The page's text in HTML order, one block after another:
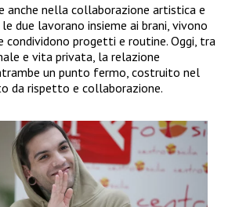
anche nella collaborazione artistica e
due lavorano insieme ai brani, vivono
condividono progetti e routine. Oggi, tra
e vita privata, la relazione
un punto fermo, costruito nel
da rispetto e collaborazione.